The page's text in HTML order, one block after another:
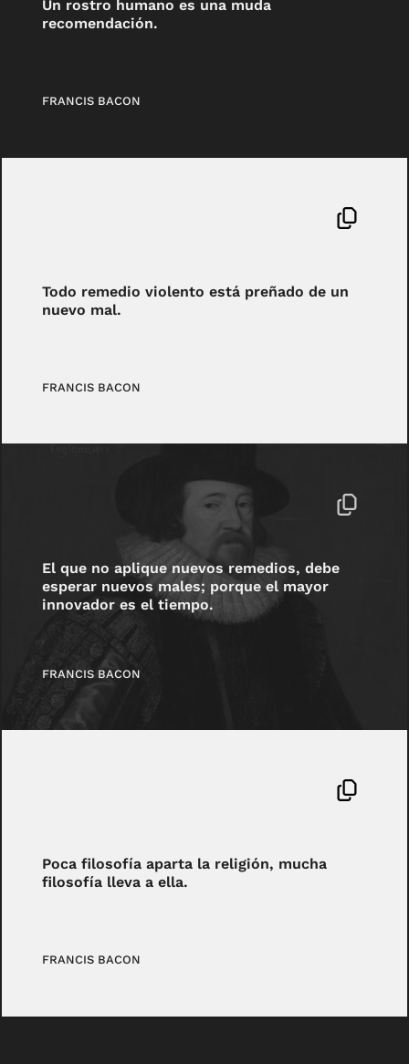
Un rostro humano es una muda
recomendación.
FRANCIS BACON
Todo remedio violento está preñado de un
nuevo mal.
FRANCIS BACON
El que no aplique nuevos remedios, debe
esperar nuevos males; porque el mayor
innovador es el tiempo.
FRANCIS BACON
Poca filosofía aparta la religión, mucha
filosofía lleva a ella.
FRANCIS BACON